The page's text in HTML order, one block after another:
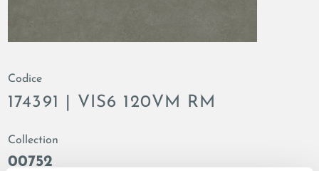
Codice
174391 | VIS6 120VM RM
Collection
00752